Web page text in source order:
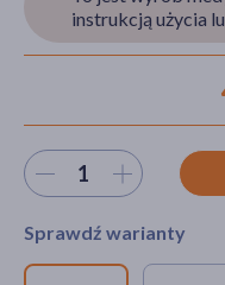
instrukcją użycia
Wybierz ilość
Sprawdź warianty